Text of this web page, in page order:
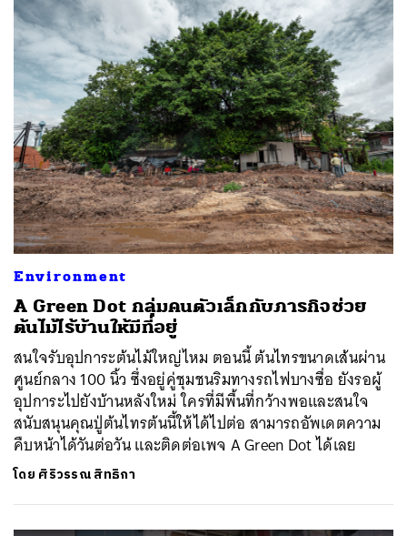
Environment
A Green Dot กลุ่มคนตัวเล็กกับภารกิจช่วย
ต้นไม้ไร้บ้านให้มีที่อยู่
สนใจรับอุปการะต้นไม้ใหญ่ไหม ตอนนี้ ต้นไทรขนาดเส้นผ่าน
ศูนย์กลาง 100 นิ้ว ซึ่งอยู่คู่ชุมชนริมทางรถไฟบางซื่อ ยังรอผู้
อุปการะไปยังบ้านหลังใหม่ ใครที่มีพื้นที่กว้างพอและสนใจ
สนับสนุนคุณปู่ต้นไทรต้นนี้ให้ได้ไปต่อ สามารถอัพเดตความ
คืบหน้าได้วันต่อวัน และติดต่อเพจ A Green Dot ได้เลย
โดย ศิริวรรณ สิทธิกา
ค้นหา
SHARE TWEET LINE EMAIL